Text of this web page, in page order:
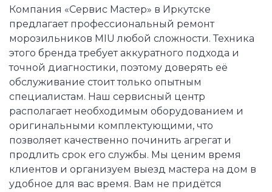
Компания «Сервис Мастер» в Иркутске
предлагает профессиональный ремонт
морозильников MIU любой сложности. Техника
этого бренда требует аккуратного подхода и
точной диагностики, поэтому доверять её
обслуживание стоит только опытным
специалистам. Наш сервисный центр
располагает необходимым оборудованием и
оригинальными комплектующими, что
позволяет качественно починить агрегат и
продлить срок его службы. Мы ценим время
клиентов и организуем выезд мастера на дом в
удобное для вас время. Вам не придётся